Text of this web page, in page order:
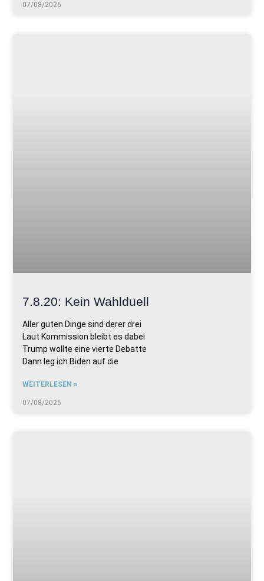
07/08/2026
7.8.20: Kein Wahlduell
Aller guten Dinge sind derer drei
Laut Kommission bleibt es dabei
Trump wollte eine vierte Debatte
Dann leg ich Biden auf die
WEITERLESEN »
07/08/2026